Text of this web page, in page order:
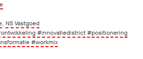
, NS Vastgoed
#innovatiedistrict#positionering
#workmix